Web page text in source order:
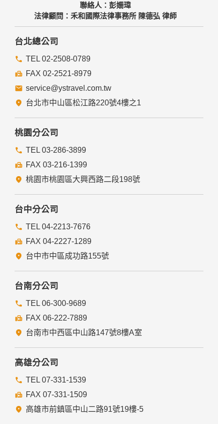
聯絡人：彭姍瑋
法律顧問：禾和國際法律事務所 陳德弘 律師
台北總公司
TEL 02-2508-0789
FAX 02-2521-8979
service@ystravel.com.tw
台北市中山區松江路220號4樓之1
桃園分公司
TEL 03-286-3899
FAX 03-216-1399
桃園市桃園區大興西路二段198號
台中分公司
TEL 04-2213-7676
FAX 04-2227-1289
台中市中區成功路155號
台南分公司
TEL 06-300-9689
FAX 06-222-7889
台南市中西區中山路147號8樓A室
高雄分公司
TEL 07-331-1539
FAX 07-331-1509
高雄市前鎮區中山二路91號19樓-5